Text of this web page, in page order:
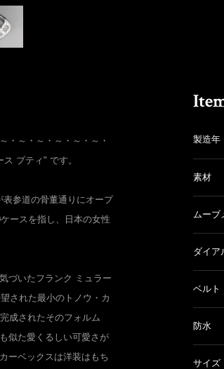
・～・～・～・～・～・
プティ" です。
参道の骨董通りにオープ
ースを指し、日本の女性
づいたフランク ミュラー
された最小のトノウ・カ
成されたそのフォルム
似た愛くるしい可愛さが
ーベックスは洋装はもち
製造年
素材
ムーブ
ダイア
ベルト
防水
サイズ